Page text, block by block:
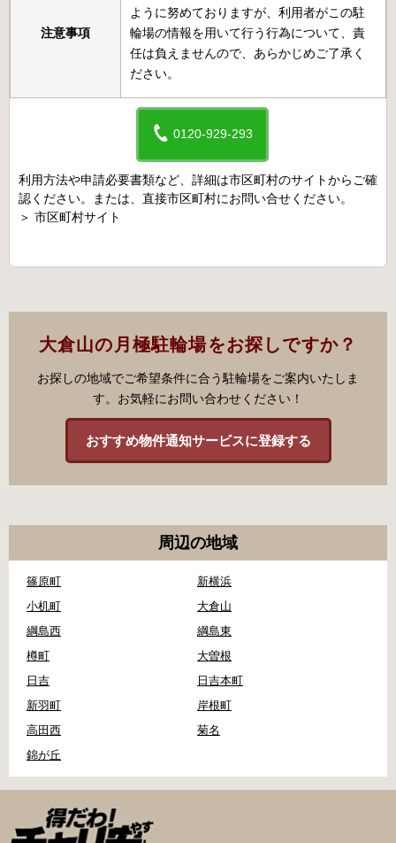
注意事項
ように努めておりますが、利用者がこの駐
輪場の情報を用いて行う行為について、責
任は負えませんので、あらかじめご了承く
ださい。
0120-929-293
利用方法や申請必要書類など、詳細は市区町村のサイトからご確
認ください。または、直接市区町村にお問い合せください。
＞ 市区町村サイト
大倉山の月極駐輪場をお探しですか？
お探しの地域でご希望条件に合う駐輪場をご案内いたしま
す。お気軽にお問い合わせください！
おすすめ物件通知サービスに登録する
周辺の地域
篠原町
新横浜
小机町
大倉山
綱島西
綱島東
樽町
大曽根
日吉
日吉本町
新羽町
岸根町
高田西
菊名
錦が丘